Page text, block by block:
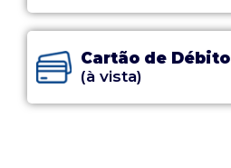
Cartão de Débito
(à vista)